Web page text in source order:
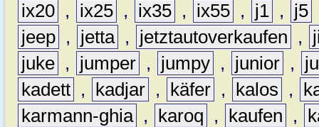
ix20 , ix25 , ix35 , ix55 , j1 , j5
jeep , jetta , jetztautoverkaufen ,
juke , jumper , jumpy , junior ,
kadett , kadjar , käfer , kalos ,
karmann-ghia , karoq , kaufen ,